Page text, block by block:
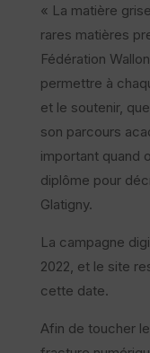
« La matière
rares matières
Fédération
permettre à
et le soutenir,
son parcours
important quand
diplôme pour
Glatigny.
La campagne
2022, et le site
cette date.
Afin de toucher